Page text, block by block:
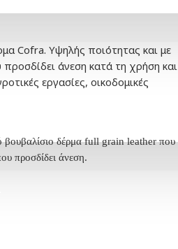
Cofra. Υψηλής ποιότητας και με
άνεση κατά τη χρήση και
εργασίες, οικοδομικές
δέρμα full grain leather που
προσδίδει άνεση.